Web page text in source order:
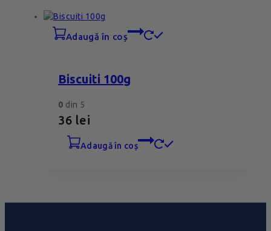
adaugă în coș
Biscuiti 100g
0 din 5
36 lei
adaugă în coș